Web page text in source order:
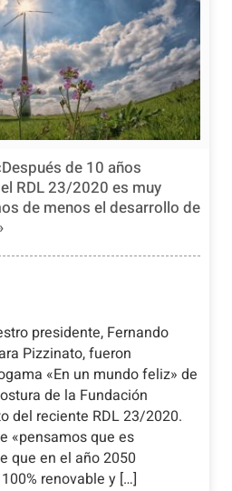
de 10 años
RDL 23/2020 es muy
de menos el desarrollo de
presidente, Fernando
Pizzinato, fueron
«En un mundo feliz» de
de la Fundación
del reciente RDL 23/2020.
«pensamos que es
que en el año 2050
renovable y […]